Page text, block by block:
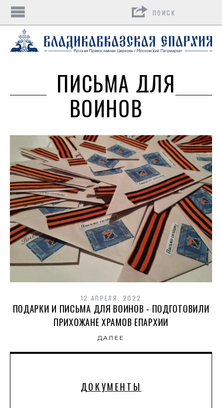
ДОКУМЕНТЫ
ПИСЬМА ДЛЯ
ВОИНОВ
12 АПРЕЛЯ, 2022
ПОДАРКИ И ПИСЬМА ДЛЯ ВОИНОВ - ПОДГОТОВИЛИ
ПРИХОЖАНЕ ХРАМОВ ЕПАРХИИ
ДАЛЕЕ